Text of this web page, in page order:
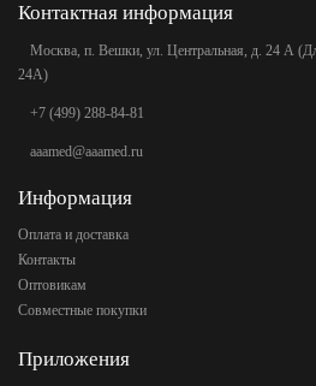
Контактная информация
Москва, п. Вешки, ул. Центральная, д. 24 А
24А)
+7 (499) 288-84-81
aaamed@aaamed.ru
Информация
Оплата и доставка
Контакты
Оптовикам
Совместные покупки
Приложения